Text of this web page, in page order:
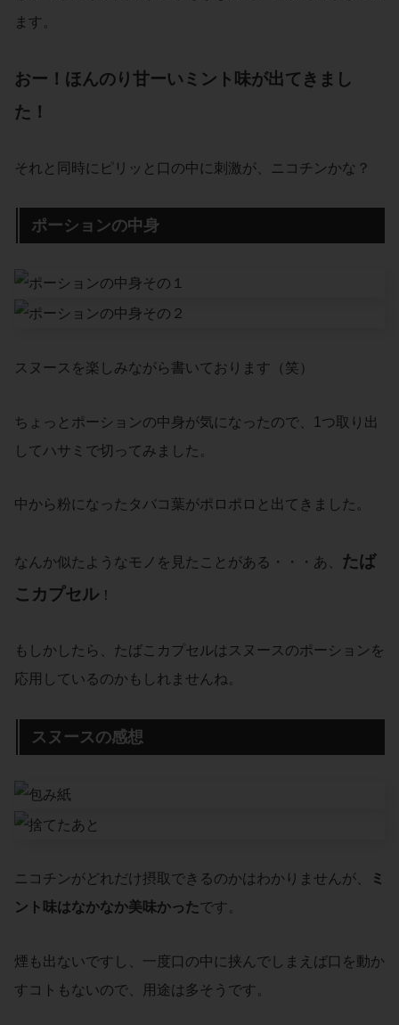
ます。
おー！ほんのり甘ーいミント味が出てきまし
た！
それと同時にピリッと口の中に刺激が、ニコチンかな？
ポーションの中身
スヌースを楽しみながら書いております（笑）
ちょっとポーションの中身が気になったので、1つ取り出
してハサミで切ってみました。
中から粉になったタバコ葉がポロポロと出てきました。
なんか似たようなモノを見たことがある・・・あ、 たば
こカプセル ！
もしかしたら、たばこカプセルはスヌースのポーションを
応用しているのかもしれませんね。
スヌースの感想
ニコチンがどれだけ摂取できるのかはわかりませんが、
ミ
ント味はなかなか美味かったです。
煙も出ないですし、一度口の中に挟んでしまえば口を動か
すコトもないので、用途は多そうです。